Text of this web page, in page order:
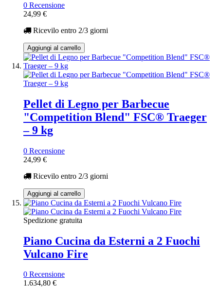
0 Recensione
24,99 €
Ricevilo entro 2/3 giorni
Aggiungi al carrello
Pellet di Legno per Barbecue
"Competition Blend" FSC® Traeger
– 9 kg
0 Recensione
24,99 €
Ricevilo entro 2/3 giorni
Aggiungi al carrello
Spedizione gratuita
Piano Cucina da Esterni a 2 Fuochi
Vulcano Fire
0 Recensione
1.634,80 €